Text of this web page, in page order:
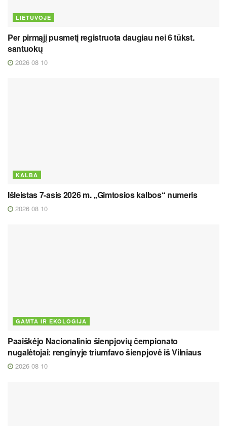
LIETUVOJE
Per pirmąjį pusmetį registruota daugiau nei 6 tūkst.
santuokų
2026 08 10
KALBA
Išleistas 7-asis 2026 m. „Gimtosios kalbos“ numeris
2026 08 10
GAMTA IR EKOLOGIJA
Paaiškėjo Nacionalinio šienpjovių čempionato
nugalėtojai: renginyje triumfavo šienpjovė iš Vilniaus
2026 08 10